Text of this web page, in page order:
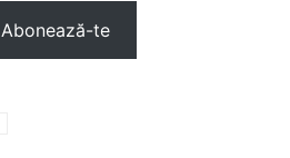
Abonează-te